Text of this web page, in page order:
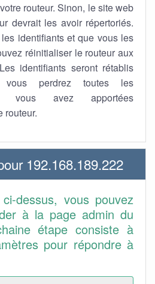
routeur. Sinon, le site web
devrait les avoir répertoriés.
identifiants et que vous les
réinitialiser le routeur aux
identifiants seront rétablis
perdrez toutes les
vous avez apportées
routeur.
192.168.189.222
dessus, vous pouvez
à la page admin du
étape consiste à
pour répondre à